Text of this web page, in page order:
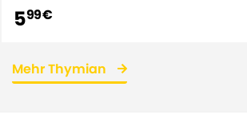
599 €
Mehr Thymian